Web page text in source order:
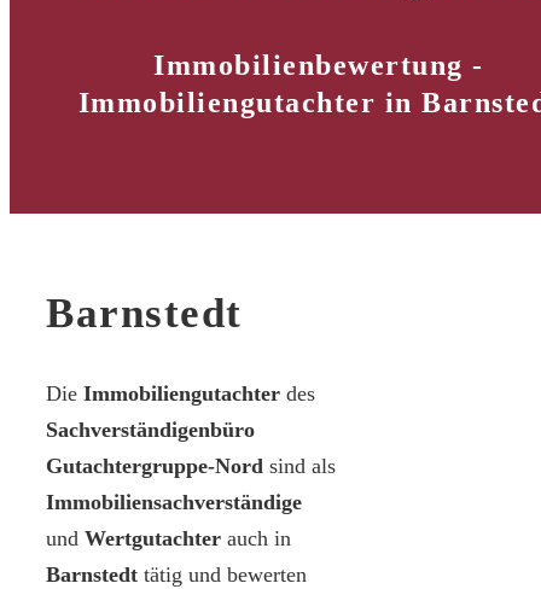
Immobilienbewertung -
Immobiliengutachter in
Barnstedt
Die Immobiliengutachter des
Sachverständigenbüro
Gutachtergruppe-Nord sind als
Immobiliensachverständige
und Wertgutachter auch in
Barnstedt tätig und bewerten